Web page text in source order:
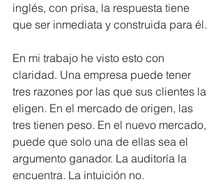
inglés, con prisa, la respuesta tiene
que ser inmediata y construida para él.
En mi trabajo he visto esto con
claridad. Una empresa puede tener
tres razones por las que sus clientes la
eligen. En el mercado de origen, las
tres tienen peso. En el nuevo mercado,
puede que solo una de ellas sea el
argumento ganador. La auditoría la
encuentra. La intuición no.